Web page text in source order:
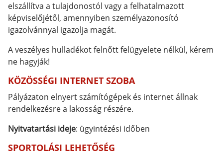
elszállítva a tulajdonostól vagy a felhatalmazott
képviselőjétől, amennyiben személyazonosító
igazolvánnyal igazolja magát.
A veszélyes hulladékot felnőtt felügyelete nélkül, kérem
ne hagyják!
KÖZÖSSÉGI INTERNET SZOBA
Pályázaton elnyert számítógépek és internet állnak
rendelkezésre a lakosság részére.
Nyitvatartási ideje: ügyintézési időben
SPORTOLÁSI LEHETŐSÉG